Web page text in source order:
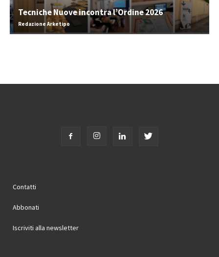
Tecniche Nuove incontra l’Ordine 2026
Redazione Arketipo
Contatti
Abbonati
Iscriviti alla newsletter